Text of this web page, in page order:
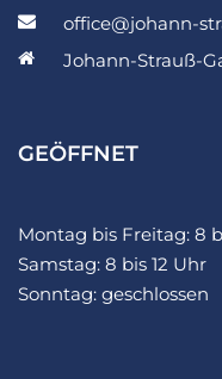
office@johann-
Johann-Strauß-
GEÖFFNET
Montag bis Freitag: 8
Samstag: 8 bis 12 Uhr
Sonntag: geschlossen